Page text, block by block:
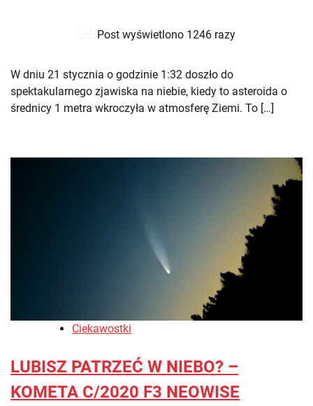
Post wyświetlono 1246 razy
W dniu 21 stycznia o godzinie 1:32 doszło do
spektakularnego zjawiska na niebie, kiedy to asteroida o
średnicy 1 metra wkroczyła w atmosferę Ziemi. To […]
Ciekawostki
LUBISZ PATRZEĆ W NIEBO? –
KOMETA C/2020 F3 NEOWISE